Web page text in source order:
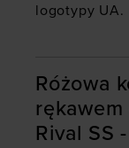
logotypy UA.
Różowa
Rival SS